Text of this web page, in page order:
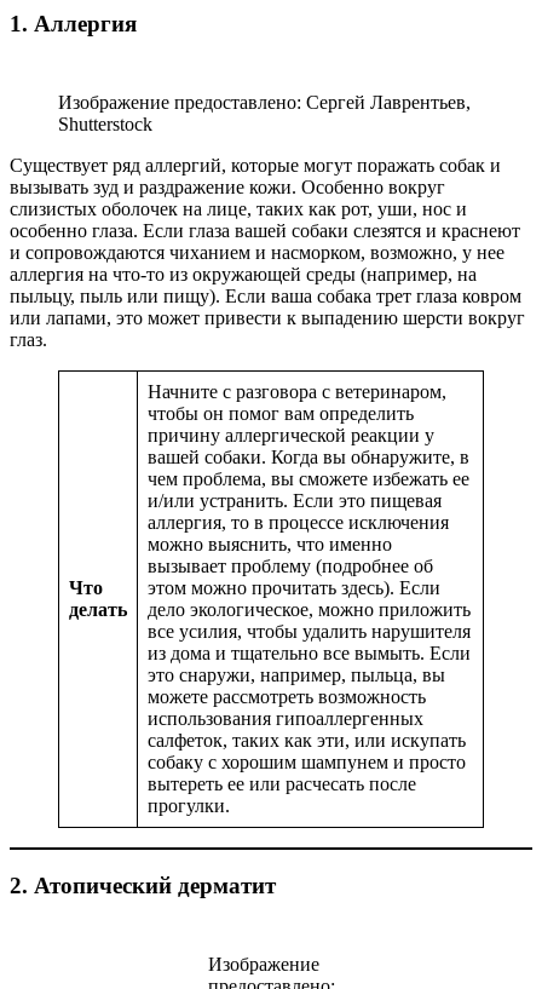
1. Аллергия
Изображение предоставлено: Сергей Лаврентьев,
Shutterstock
Существует ряд аллергий, которые могут поражать собак и
вызывать зуд и раздражение кожи. Особенно вокруг
слизистых оболочек на лице, таких как рот, уши, нос и
особенно глаза. Если глаза вашей собаки слезятся и краснеют
и сопровождаются чиханием и насморком, возможно, у нее
аллергия на что-то из окружающей среды (например, на
пыльцу, пыль или пищу). Если ваша собака трет глаза ковром
или лапами, это может привести к выпадению шерсти вокруг
глаз.
Что
делать
Начните с разговора с ветеринаром,
чтобы он помог вам определить
причину аллергической реакции у
вашей собаки. Когда вы обнаружите, в
чем проблема, вы сможете избежать ее
и/или устранить. Если это пищевая
аллергия, то в процессе исключения
можно выяснить, что именно
вызывает проблему (подробнее об
этом можно прочитать здесь). Если
дело экологическое, можно приложить
все усилия, чтобы удалить нарушителя
из дома и тщательно все вымыть. Если
это снаружи, например, пыльца, вы
можете рассмотреть возможность
использования гипоаллергенных
салфеток, таких как эти, или искупать
собаку с хорошим шампунем и просто
вытереть ее или расчесать после
прогулки.
2. Атопический дерматит
Изображение